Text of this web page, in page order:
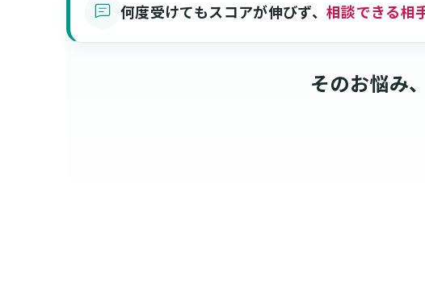
何度受けてもスコアが伸びず、相談できる相
そのお悩み、